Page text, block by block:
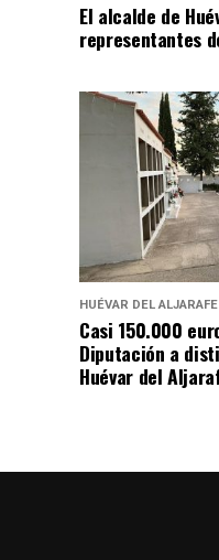
El alcalde de
representantes
HUÉVAR DEL ALJARAFE
Casi 150.000
Diputación a
Huévar del